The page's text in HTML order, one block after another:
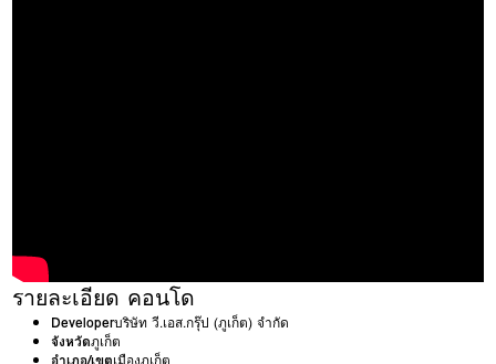
รายละเอียด คอนโด
Developerบริษัท วี.เอส.กรุ๊ป (ภูเก็ต) จำกัด
จังหวัดภูเก็ต
อำเภอ/เขตเมืองภูเก็ต